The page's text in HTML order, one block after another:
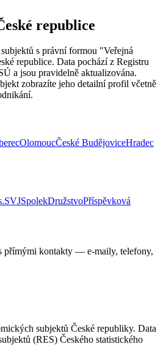
republice
subjektů s právní formou "Veřejná
republice. Data pochází z Registru
a jsou pravidelně aktualizována.
zobrazíte jeho detailní profil včetně
OlomoucČeské BudějoviceHradec
SVJSpolekDružstvoPříspěvková
přímými kontakty — e-maily, telefony,
subjektů České republiky. Data
(RES) Českého statistického